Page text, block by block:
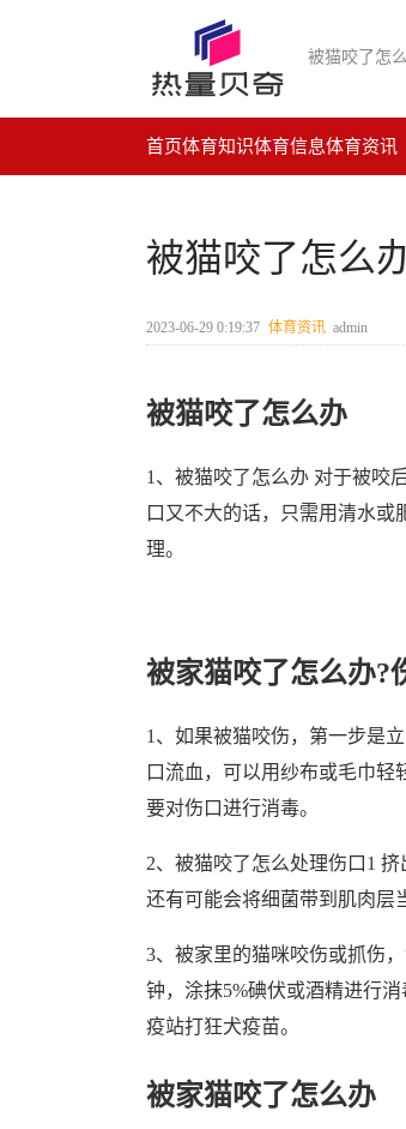
被猫咬了怎
首页体育知识体育信息体育资讯
被猫咬了怎么
2023-06-29 0:19:37 体育资讯 admin
被猫咬了怎么办
1、被猫咬了怎么办 对于被咬
口又不大的话，只需用清水
理。
被家猫咬了怎么办?
1、如果被猫咬伤，第一步是
口流血，可以用纱布或毛巾
要对伤口进行消毒。
2、被猫咬了怎么处理伤口1
还有可能会将细菌带到肌肉层
3、被家里的猫咪咬伤或抓伤
钟，涂抹5%碘伏或酒精进行
疫站打狂犬疫苗。
被家猫咬了怎么办